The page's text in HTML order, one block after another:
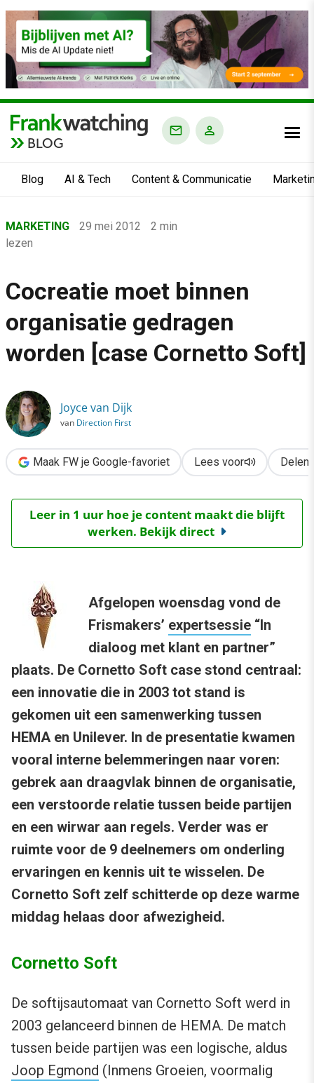
BLOG
Blog AI & Tech Content & Communicatie
›
Marketing
›
Cocreatie moet binnen organisatie gedragen worden [case
MARKETING 29 mei 2012
2 min
lezen
Cocreatie moet binnen
organisatie gedragen
worden [case Cornetto Soft]
Joyce van Dijk
van Direction First
Maak FW je Google-favoriet Lees voor Delen
Leer in 1 uur hoe je content maakt die blijft
werken. Bekijk direct
Afgelopen woensdag vond de
Frismakers’ expertsessie “In
dialoog met klant en partner”
plaats. De Cornetto Soft case stond centraal:
een innovatie die in 2003 tot stand is
gekomen uit een samenwerking tussen
HEMA en Unilever. In de presentatie kwamen
vooral interne belemmeringen naar voren:
gebrek aan draagvlak binnen de organisatie,
een verstoorde relatie tussen beide partijen
en een wirwar aan regels. Verder was er
ruimte voor de 9 deelnemers om onderling
ervaringen en kennis uit te wisselen. De
Cornetto Soft zelf schitterde op deze warme
middag helaas door afwezigheid.
Cornetto Soft
De softijsautomaat van Cornetto Soft werd in
2003 gelanceerd binnen de HEMA. De match
tussen beide partijen was een logische, aldus
Joop Egmond (Inmens Groeien, voormalig